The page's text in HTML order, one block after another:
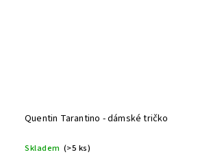
Quentin Tarantino - dámské tričko
Skladem (>5 ks)